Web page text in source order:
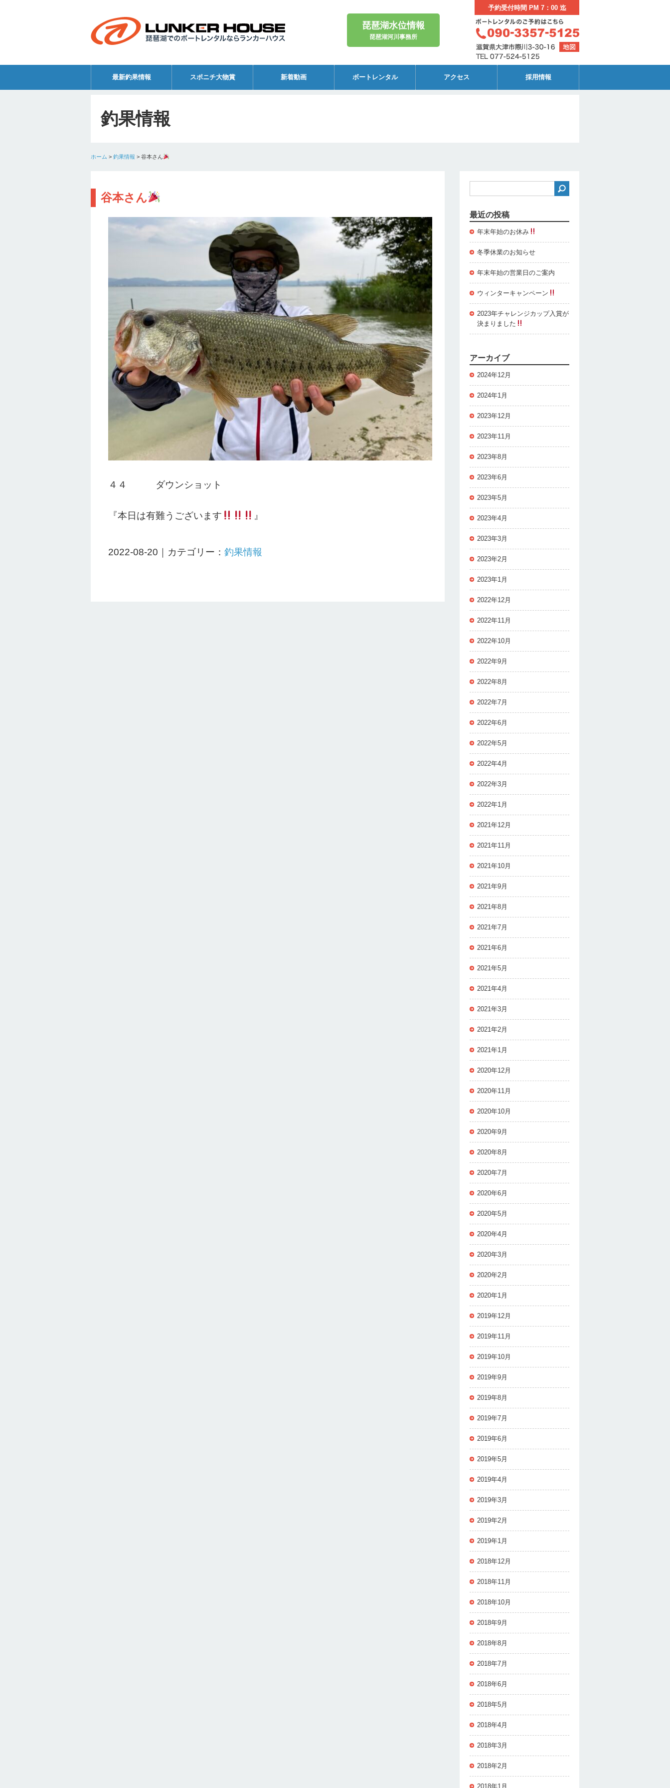
予約受付時間 PM 7：00 迄
琵琶湖水位情報
琵琶湖河川事務所
最新釣果情報 スポニチ大物賞 新着動画 ボートレンタル アクセス 採用情報
釣果情報
ホーム > 釣果情報 > 谷本さん
谷本さん
４４ ダウンショット
『本日は有難うございます 』
2022-08-20｜カテゴリー： 釣果情報
最近の投稿
年末年始のお休み
冬季休業のお知らせ
年末年始の営業日のご案内
ウィンターキャンペーン
2023年チャレンジカップ入賞が
決まりました
アーカイブ
2024年12月
2024年1月
2023年12月
2023年11月
2023年8月
2023年6月
2023年5月
2023年4月
2023年3月
2023年2月
2023年1月
2022年12月
2022年11月
2022年10月
2022年9月
2022年8月
2022年7月
2022年6月
2022年5月
2022年4月
2022年3月
2022年1月
2021年12月
2021年11月
2021年10月
2021年9月
2021年8月
2021年7月
2021年6月
2021年5月
2021年4月
2021年3月
2021年2月
2021年1月
2020年12月
2020年11月
2020年10月
2020年9月
2020年8月
2020年7月
2020年6月
2020年5月
2020年4月
2020年3月
2020年2月
2020年1月
2019年12月
2019年11月
2019年10月
2019年9月
2019年8月
2019年7月
2019年6月
2019年5月
2019年4月
2019年3月
2019年2月
2019年1月
2018年12月
2018年11月
2018年10月
2018年9月
2018年8月
2018年7月
2018年6月
2018年5月
2018年4月
2018年3月
2018年2月
2018年1月